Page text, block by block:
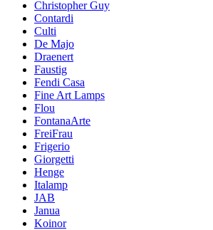
Christopher Guy
Contardi
Culti
De Majo
Draenert
Faustig
Fendi Casa
Fine Art Lamps
Flou
FontanaArte
FreiFrau
Frigerio
Giorgetti
Henge
Italamp
JAB
Janua
Koinor